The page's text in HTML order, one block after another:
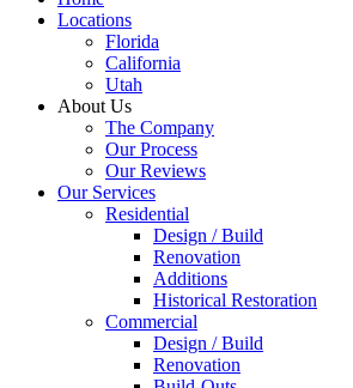
Locations
Florida
California
Utah
About Us
The Company
Our Process
Our Reviews
Our Services
Residential
Design / Build
Renovation
Additions
Historical Restoration
Commercial
Design / Build
Renovation